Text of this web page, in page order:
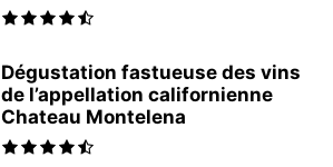
Dégustation fastueuse des vins
de l’appellation californienne
Chateau Montelena